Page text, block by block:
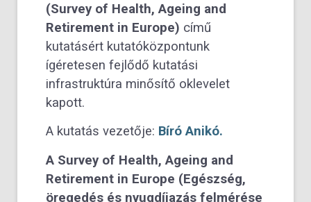
(Survey of Health, Ageing and
Retirement in Europe) című
kutatásért kutatóközpontunk
ígéretesen fejlődő kutatási
infrastruktúra minősítő oklevelet
kapott.
A kutatás vezetője: Bíró Anikó.
A Survey of Health, Ageing and
Retirement in Europe (Egészség,
öregedés és nyugdíjazás felmérése